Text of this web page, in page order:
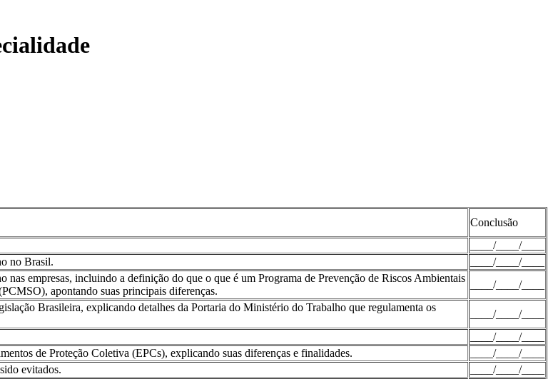
Conclusão
____/____/____
no Brasil.
____/____/____
nas empresas, incluindo a definição do que o que é um Programa de Prevenção de Riscos Ambientais
apontando suas principais diferenças.
____/____/____
Brasileira, explicando detalhes da Portaria do Ministério do Trabalho que regulamenta os
____/____/____
____/____/____
de Proteção Coletiva (EPCs), explicando suas diferenças e finalidades.
____/____/____
evitados.
____/____/____